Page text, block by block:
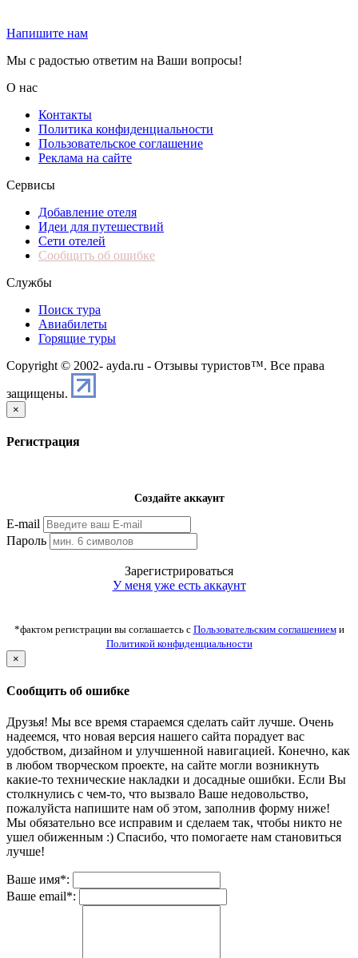
Напишите нам
Мы с радостью ответим на Ваши вопросы!
О нас
Контакты
Политика конфиденциальности
Пользовательское соглашение
Реклама на сайте
Сервисы
Добавление отеля
Идеи для путешествий
Сети отелей
Сообщить об ошибке
Службы
Поиск тура
Авиабилеты
Горящие туры
Copyright © 2002- ayda.ru - Отзывы туристов™. Все права
защищены.
×
Регистрация
Создайте аккаунт
E-mail
Пароль
Зарегистрироваться
У меня уже есть аккаунт
*фактом регистрации вы соглашаетсь с Пользовательским соглашениеми
Политикой конфиденциальности
×
Сообщить об ошибке
Друзья! Мы все время стараемся сделать сайт лучше. Очень
надеемся, что новая версия нашего сайта порадует вас
удобством, дизайном и улучшенной навигацией. Конечно, как
в любом творческом проекте, на сайте могли возникнуть
какие-то технические накладки и досадные ошибки. Если Вы
столкнулись с чем-то, что вызвало Ваше недовольство,
пожалуйста напишите нам об этом, заполнив форму ниже!
Мы обязательно все исправим и сделаем так, чтобы никто не
ушел обиженным :) Спасибо, что помогаете нам становиться
лучше!
Ваше имя*:
Ваше email*: